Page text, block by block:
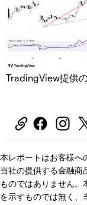
TradingView提供
本レポートはお客様へ
当社の提供する金融商
ものではありません。
を示すものでは無く、